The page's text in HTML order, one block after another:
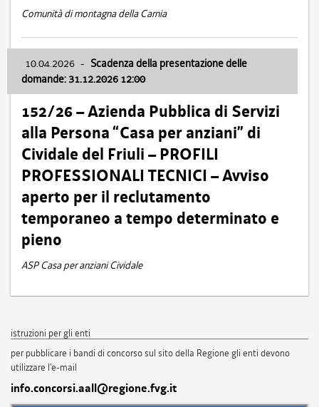
Comunità di montagna della Carnia
10.04.2026 - Scadenza della presentazione delle
domande: 31.12.2026 12:00
152/26 – Azienda Pubblica di Servizi
alla Persona “Casa per anziani” di
Cividale del Friuli – PROFILI
PROFESSIONALI TECNICI – Avviso
aperto per il reclutamento
temporaneo a tempo determinato e
pieno
ASP Casa per anziani Cividale
istruzioni per gli enti
per pubblicare i bandi di concorso sul sito della Regione gli enti devono
utilizzare l'e-mail
info.concorsi.aall@regione.fvg.it